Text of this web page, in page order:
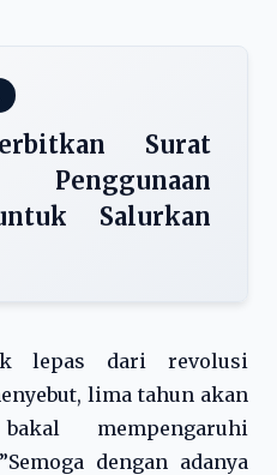
Surat
Penggunaan
Salurkan
lepas dari revolusi
lima tahun akan
mempengaruhi
dengan adanya